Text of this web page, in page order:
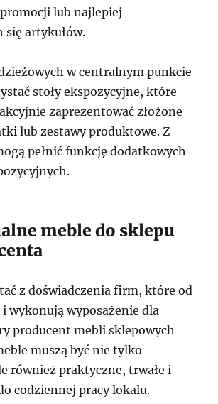
lub najlepiej
się artykułów.
w centralnym punkcie
stoły ekspozycyjne, które
zaprezentować złożone
lub zestawy produktowe. Z
pełnić funkcję dodatkowych
meble do sklepu
z doświadczenia firm, które od
wykonują wyposażenie dla
producent mebli sklepowych
muszą być nie tylko
również praktyczne, trwałe i
codziennej pracy lokalu.